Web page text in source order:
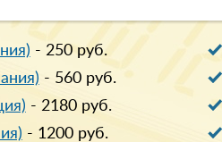
- 250руб.
- 560руб.
- 2180руб.
- 1200руб.